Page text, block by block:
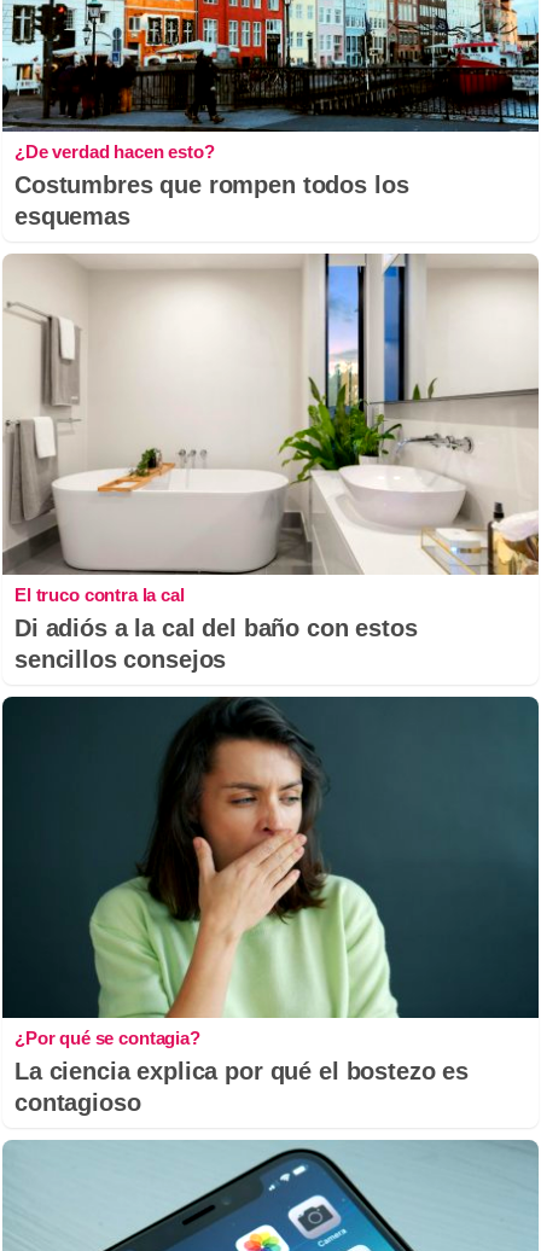
¿De verdad hacen esto?
Costumbres que rompen todos los
esquemas
El truco contra la cal
Di adiós a la cal del baño con estos
sencillos consejos
¿Por qué se contagia?
La ciencia explica por qué el bostezo es
contagioso